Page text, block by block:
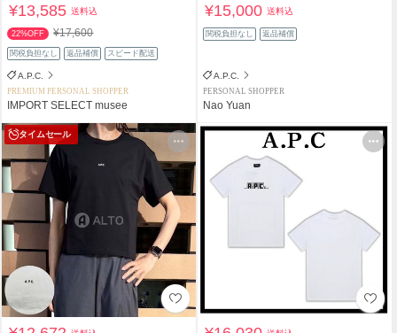
¥13,585送料込
22%OFF ¥17,600
関税負担なし 返品補償 スピード配送
A.P.C.
PREMIUM PERSONAL SHOPPER
IMPORT SELECT musee
¥15,000送料込
関税負担なし 返品補償
A.P.C.
PERSONAL SHOPPER
Nao Yuan
タイムセール